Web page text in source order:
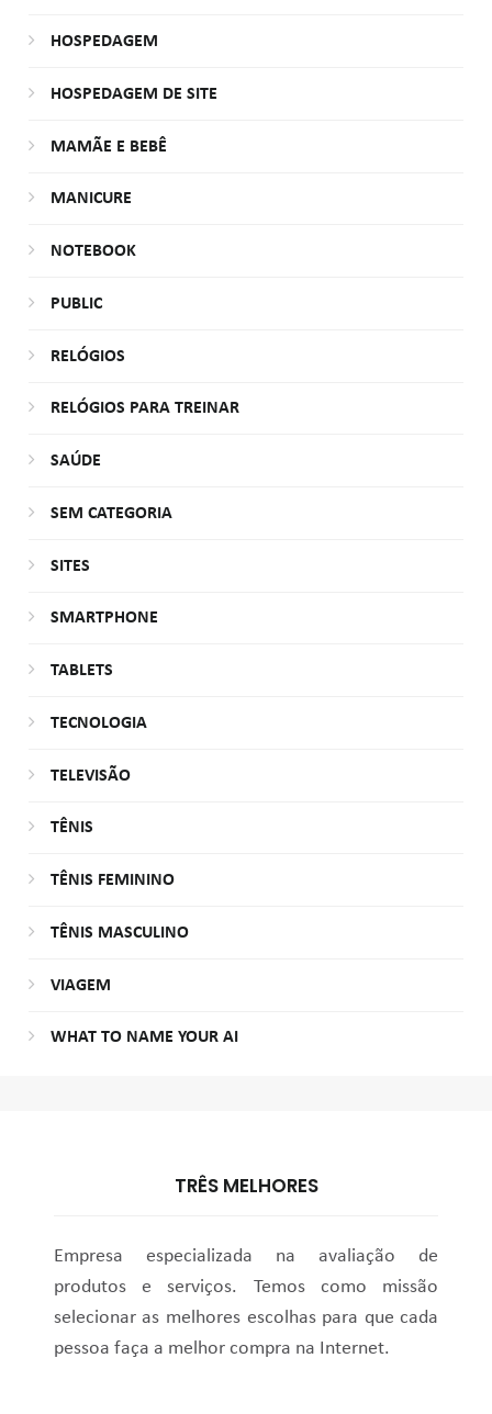
HOSPEDAGEM
HOSPEDAGEM DE SITE
MAMÃE E BEBÊ
MANICURE
NOTEBOOK
PUBLIC
RELÓGIOS
RELÓGIOS PARA TREINAR
SAÚDE
SEM CATEGORIA
SITES
SMARTPHONE
TABLETS
TECNOLOGIA
TELEVISÃO
TÊNIS
TÊNIS FEMININO
TÊNIS MASCULINO
VIAGEM
WHAT TO NAME YOUR AI
TRÊS MELHORES
Empresa especializada na avaliação de
produtos e serviços. Temos como missão
selecionar as melhores escolhas para que cada
pessoa faça a melhor compra na Internet.